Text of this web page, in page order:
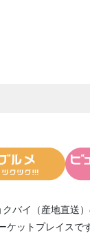
バイ（産地直送）
ケットプレイスで